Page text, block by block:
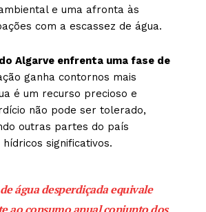
e uma afronta às
com a escassez de água.
Algarve enfrenta uma fase de
ganha contornos mais
é um recurso precioso e
não pode ser tolerado,
outras partes do país
significativos.
água desperdiçada equivale